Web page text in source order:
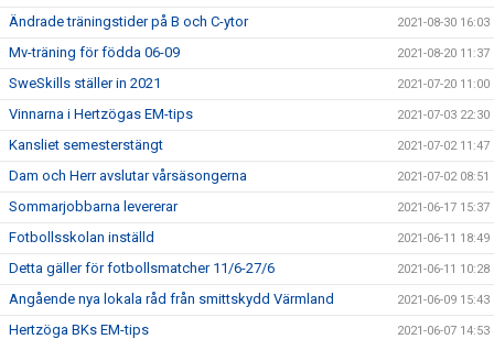
Ändrade träningstider på B och C-ytor 2021-08-30 16:03
Mv-träning för födda 06-09 2021-08-20 11:37
SweSkills ställer in 2021 2021-07-20 11:00
Vinnarna i Hertzögas EM-tips 2021-07-03 22:30
Kansliet semesterstängt 2021-07-02 11:47
Dam och Herr avslutar vårsäsongerna 2021-07-02 08:51
Sommarjobbarna levererar 2021-06-17 15:37
Fotbollsskolan inställd 2021-06-11 18:49
Detta gäller för fotbollsmatcher 11/6-27/6 2021-06-11 10:28
Angående nya lokala råd från smittskydd Värmland 2021-06-09 15:43
Hertzöga BKs EM-tips 2021-06-07 14:53